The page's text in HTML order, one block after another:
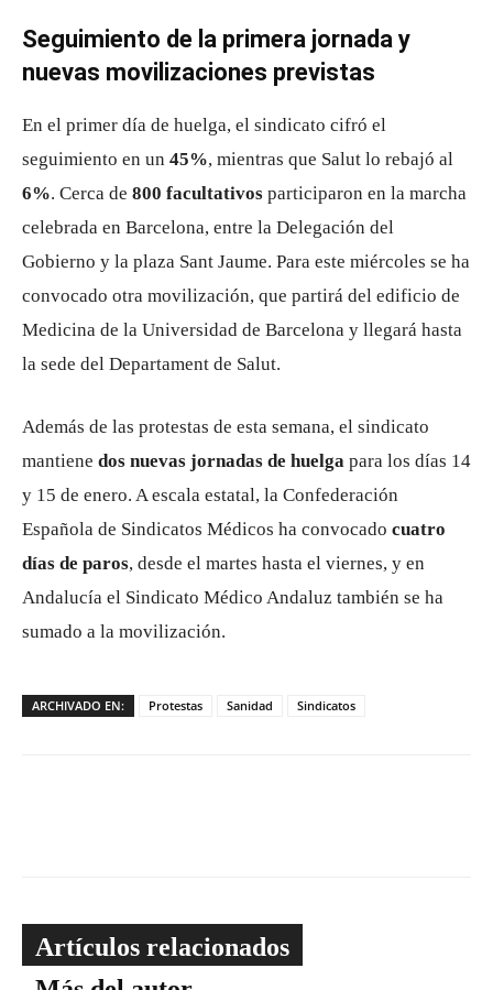
Seguimiento de la primera jornada y
nuevas movilizaciones previstas
En el primer día de huelga, el sindicato cifró el
seguimiento en un 45%, mientras que Salut lo rebajó al
6%. Cerca de 800 facultativos participaron en la marcha
celebrada en Barcelona, entre la Delegación del
Gobierno y la plaza Sant Jaume. Para este miércoles se ha
convocado otra movilización, que partirá del edificio de
Medicina de la Universidad de Barcelona y llegará hasta
la sede del Departament de Salut.
Además de las protestas de esta semana, el sindicato
mantiene dos nuevas jornadas de huelga para los días 14
y 15 de enero. A escala estatal, la Confederación
Española de Sindicatos Médicos ha convocado cuatro
días de paros, desde el martes hasta el viernes, y en
Andalucía el Sindicato Médico Andaluz también se ha
sumado a la movilización.
ARCHIVADO EN: Protestas Sanidad Sindicatos
Artículos relacionados